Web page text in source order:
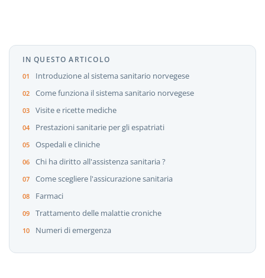
IN QUESTO ARTICOLO
Introduzione al sistema sanitario norvegese
Come funziona il sistema sanitario norvegese
Visite e ricette mediche
Prestazioni sanitarie per gli espatriati
Ospedali e cliniche
Chi ha diritto all'assistenza sanitaria ?
Come scegliere l'assicurazione sanitaria
Farmaci
Trattamento delle malattie croniche
Numeri di emergenza